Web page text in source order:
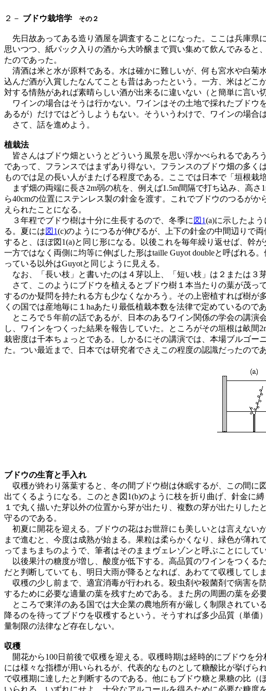
２－ ブドウ栽培学 その２
先日故あってある造り酒屋を調査することになった。ここは兵庫県
思いつつ、紙パック入りの酒から大吟醸まで買い集めて飲んでみる
たのであった。
清酒は米と水が原料である。水は確かに難しいが、何も宮水や白菊
込んだ酒が入賞したなんてことも昔はあったという。一方、米はど
対する情熱があれば素晴らしい酒が出来るに違いない（と簡単に言い
ワインの場合はそうは行かない。ワインはその土地で採れたブドウ
あるが）だけではどうしようもない。そういうわけで、ワインの場合
さて、話を進めよう。
植栽法
皆さんはブドウ畑というとどういう風景を思い浮かべられるであろ
であって、フランスではまずあり得ない。フランスのブドウ畑の多く
ものでは足の長い人がまたげる程度である。ここでは日本で「垣根栽
まず畑の両端に長さ2m弱の杭を、例えば1.5m間隔で打ち込み、高
ら40cmの位置にステンレス製の針金を渡す。これでブドウのつるが
えられたことになる。
３年程でブドウ樹は十分に生長するので、冬季に 図1(a)に示したよ
る。夏には図1(c)のようにつるが伸びるが、上下の針金の中間辺りで
すると、ほぼ図1(a)と同じ形になる。以後これを毎年繰り返せば、幹
一方ではなく両側に均等に伸ばした形はtaille Guyot doubleと呼ばれる
っている以外はGuyotと同じように見える。
なお、「長い枝」と書いたのは４芽以上、「短い枝」は２または３
さて、このようにブドウを植えるとブドウ樹１本当たりの葉が茂っ
するのか疑問を持たれる方も少なくなかろう。その上密植すれば樹
くの国では産地毎に１haあたり最低植栽本数を法律で定めているのであ
ところで５年前の話であるが、日本のあるワイン関係の学会の講演
し、ワインをつくった結果を報告していた。ところがその垣根は畝間
栽密度は千本ちょっとである。しかるにその講演では、本場ブルゴ
た。つい最近まで、日本では研究者でさえこの程度の認識だったのであ
ブドウの生育と手入れ
収穫が終わり落葉すると、冬の間ブドウ樹は休眠するが、この間に
出てくるようになる。このとき図1(b)のように枝を折り曲げ、針金に
１で丸く描いた芽以外の位置から芽が出たり、複数の芽が出たりし
守るのである。
初夏に開花を迎える。ブドウの花はお世辞にも美しいとは言えない
まで進むと、今度は成熟が始まる。果粒は柔らかくなり、緑色が薄れ
ってまちまちのようで、筆者はそのままヴェレゾンと呼ぶことにしてい
以後果汁の糖度が増し、酸度が低下する。高品質のワインをつくる
だと判断していても、明日大雨が降るとなれば、あわてて収穫してし
収穫の少し前まで、適宜消毒が行われる。殺虫剤や殺菌剤で病害を
するために必要な適量の葉を残すためである。また房の周囲の葉を必
ところで東洋のある国では大企業の農地所有が厳しく制限されてい
降るのを待ってブドウを収穫するという。そうすれば多少品質（単
量制限の法律など存在しない。
収穫
開花から100日前後で収穫を迎える。収穫時期は経時的にブドウを
には様々な指標が用いられるが、代表的なものとして糖酸比が挙げ
で収穫期に達したと判断するのである。他にもブドウ糖と果糖の比
いられる。いずれにせよ、十分なアルコールを得るために必要な糖度